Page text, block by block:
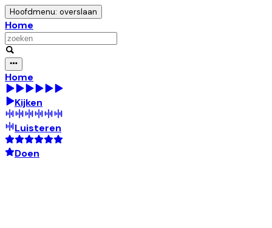
Hoofdmenu: overslaan
Home
Home
Kijken
Luisteren
Doen